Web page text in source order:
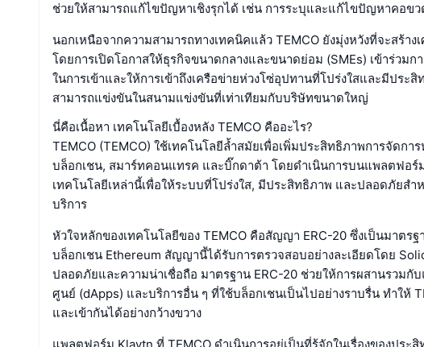
ช่วยให้สามารถแก้ไขปัญหาเชิงรุกได้ เช่น การระบุและแก้ไขปัญหาคอข
นอกเหนือจากความสามารถทางเทคนิคแล้ว TEMCO ยังมุ่งหวังที่จะสร้า
โดยการเปิดโอกาสให้ธุรกิจขนาดกลางและขนาดย่อม (SMEs) เข้าร่วมก
ในการเข้าและให้การเข้าถึงเครือข่ายห่วงโซ่อุปทานที่โปร่งใสและมีประ
สามารถแข่งขันในสนามแข่งขันที่เท่าเทียมกับบริษัทขนาดใหญ่
นี่คือเนื้อหา เทคโนโลยีเบื้องหลัง TEMCO คืออะไร?
TEMCO (TEMCO) ใช้เทคโนโลยีล้ำสมัยเพื่อเพิ่มประสิทธิภาพการจัดกา
บล็อกเชน, สมาร์ทคอนแทรค และบิ๊กดาต้า โดยดำเนินการบนแพลตฟอร์
เทคโนโลยีเหล่านี้เพื่อให้ระบบที่โปร่งใส, มีประสิทธิภาพ และปลอดภัยส
บริการ
หัวใจหลักของเทคโนโลยีของ TEMCO คือสัญญา ERC-20 ซึ่งเป็นมาตรฐ
บล็อกเชน Ethereum สัญญานี้ได้รับการตรวจสอบอย่างละเอียดโดย
ปลอดภัยและความน่าเชื่อถือ มาตรฐาน ERC-20 ช่วยให้การผสานรวมกั
ศูนย์ (dApps) และบริการอื่น ๆ ที่ใช้บล็อกเชนเป็นไปอย่างราบรื่น ทำให้
และเข้ากันได้อย่างกว้างขวาง